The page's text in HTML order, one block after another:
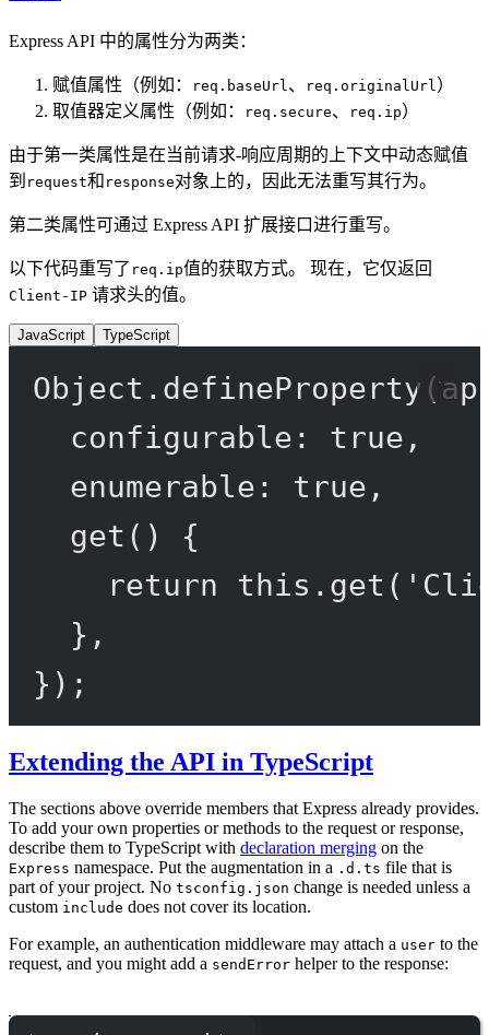
Express API 中的属性分为两类：
赋值属性（例如： req.baseUrl、 req.originalUrl）
取值器定义属性（例如：
req.secure、 req.ip）
由于第一类属性是在当前请求-响应周期的上下文中动态赋值
到 request和 response对象上的，因此无法重写其行为。
第二类属性可通过 Express API 扩展接口进行重写。
以下代码重写了 req.ip值的获取方式。 现在，它仅返回
Client-IP 请求头的值。
JavaScript TypeScript
Object. defineProperty
configurable: true ,
enumerable: true ,
get () {
return
this . get (
},
});
Extending the API in TypeScript
The sections above override members that Express already provides.
To add your own properties or methods to the request or response,
describe them to TypeScript with declaration merging on the
Express namespace. Put the augmentation in a .d.ts file that is
part of your project. No tsconfig.json change is needed unless a
custom include does not cover its location.
For example, an authentication middleware may attach a user to the
request, and you might add a sendError helper to the response: